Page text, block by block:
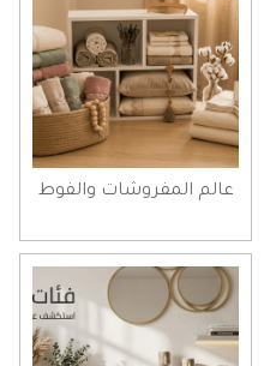
عالم المفروشات والفوط